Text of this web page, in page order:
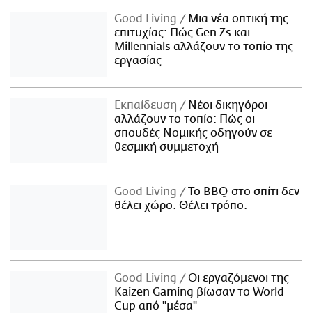
Good Living
Μια νέα οπτική της
επιτυχίας: Πώς Gen Zs και
Millennials αλλάζουν το τοπίο της
εργασίας
Εκπαίδευση
Νέοι δικηγόροι
αλλάζουν το τοπίο: Πώς οι
σπουδές Νομικής οδηγούν σε
θεσμική συμμετοχή
Good Living
Το BBQ στο σπίτι δεν
θέλει χώρο. Θέλει τρόπο.
Good Living
Οι εργαζόμενοι της
Kaizen Gaming βίωσαν το World
Cup από "μέσα"